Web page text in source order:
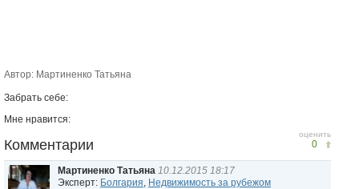
Автор: Мартиненко Татьяна
Забрать себе:
Мне нравится:
оценить
0
Комментарии
Мартиненко Татьяна 10.12.2015 18:17
Эксперт: Болгария, Недвижимость за рубежом